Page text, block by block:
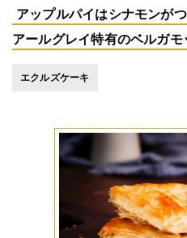
アップルパイはシナモンが
アールグレイ特有のベルガ
エクルズケーキ